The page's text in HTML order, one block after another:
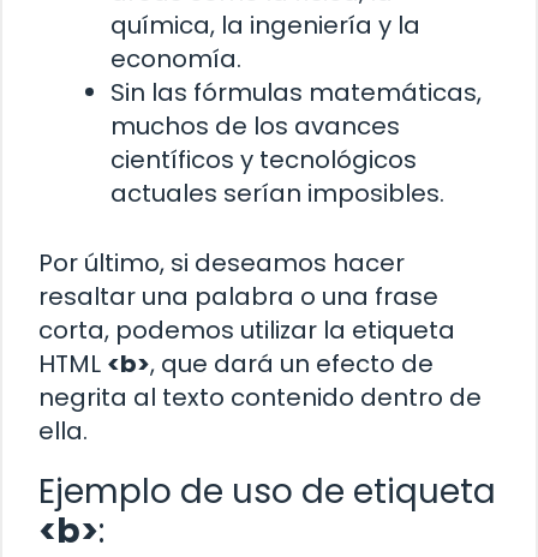
química, la ingeniería y la
economía.
Sin las fórmulas matemáticas,
muchos de los avances
científicos y tecnológicos
actuales serían imposibles.
Por último, si deseamos hacer
resaltar una palabra o una frase
corta, podemos utilizar la etiqueta
HTML <b>, que dará un efecto de
negrita al texto contenido dentro de
ella.
Ejemplo de uso de etiqueta
<b>: